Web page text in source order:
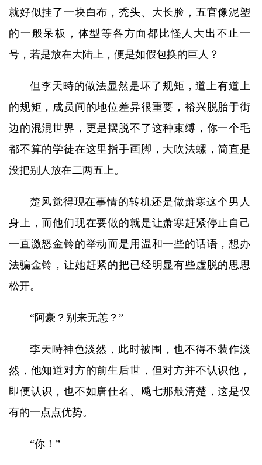
就好似挂了一块白布，秃头、大长脸，五官像泥塑
的一般呆板，体型等各方面都比怪人大出不止一
号，若是放在大陆上，便是如假包换的巨人？
但李天畤的做法显然是坏了规矩，道上有道上
的规矩，成员间的地位差异很重要，裕兴脱胎于街
边的混混世界，更是摆脱不了这种束缚，你一个毛
都不算的学徒在这里指手画脚，大吹法螺，简直是
没把别人放在二两五上。
楚风觉得现在事情的转机还是做萧寒这个男人
身上，而他们现在要做的就是让萧寒赶紧停止自己
一直激怒金铃的举动而是用温和一些的话语，想办
法骗金铃，让她赶紧的把已经明显有些虚脱的思思
松开。
“阿豪？别来无恙？”
李天畤神色淡然，此时被围，也不得不装作淡
然，他知道对方的前生后世，但对方并不认识他，
即便认识，也不如唐仕名、飚七那般清楚，这是仅
有的一点点优势。
“你！”